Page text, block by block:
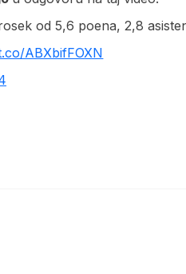
od 5,6 poena, 2,8
ABXbifFOXN